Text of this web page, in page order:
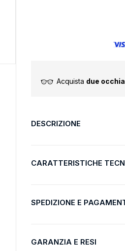
Acquista due
DESCRIZIONE
CARATTERISTICHE
SPEDIZIONE E
GARANZIA E RESI